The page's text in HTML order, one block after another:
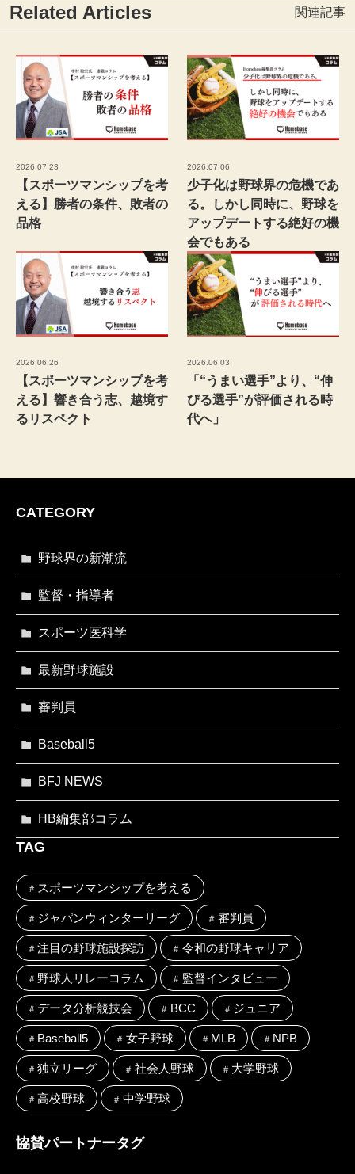
Related Articles 関連記事
2026.07.23
【スポーツマンシップを考
える】勝者の条件、敗者の
品格
2026.07.06
少子化は野球界の危機であ
る。しかし同時に、野球を
アップデートする絶好の機
会でもある
2026.06.26
【スポーツマンシップを考
える】響き合う志、越境す
るリスペクト
2026.06.03
「“うまい選手”より、“伸
びる選手”が評価される時
代へ」
CATEGORY
野球界の新潮流
監督・指導者
スポーツ医科学
最新野球施設
審判員
Baseball5
BFJ NEWS
HB編集部コラム
TAG
スポーツマンシップを考える
ジャパンウィンターリーグ 審判員
注目の野球施設探訪 令和の野球キャリア
野球人リレーコラム 監督インタビュー
データ分析競技会 BCC ジュニア
Baseball5 女子野球 MLB NPB
独立リーグ 社会人野球 大学野球
高校野球 中学野球
協賛パートナータグ